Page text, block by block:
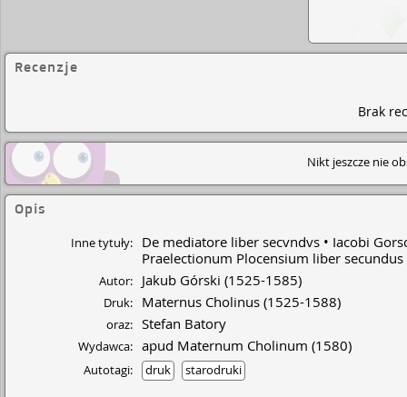
Recenzje
Brak
Nikt jeszcze nie
Opis
Inne tytuły: De mediatore liber secvndvs
Iacobi
Praelectionum Plocensium liber secundus
Autor: Jakub Górski (1525-1585)
Druk: Maternus Cholinus (1525-1588)
oraz: Stefan Batory
Wydawca: apud Maternum Cholinum (1580)
Autotagi: druk starodruki